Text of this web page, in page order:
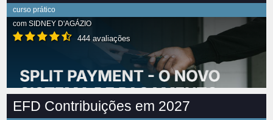
curso prático
com SIDNEY D'AGÁZIO
444 avaliações
EFD Contribuições em 2027